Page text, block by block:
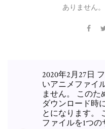
ありません
2020年2月27日
いアニメファイ
ません。 このた
ダウンロード時
とになります。
ファイルを1つ